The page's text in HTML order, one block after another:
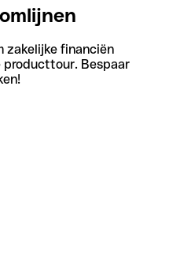
zakelijke financiën
producttour. Bespaar